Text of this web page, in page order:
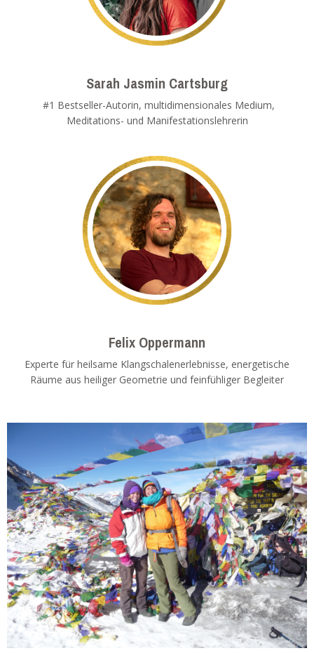
Sarah Jasmin Cartsburg
#1 Bestseller-Autorin, multidimensionales Medium,
Meditations- und Manifestationslehrerin
Felix Oppermann
Experte für heilsame Klangschalenerlebnisse, energetische
Räume aus heiliger Geometrie und feinfühliger Begleiter